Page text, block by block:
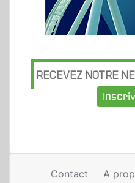
RECEVEZ NOTRE
Contact
A